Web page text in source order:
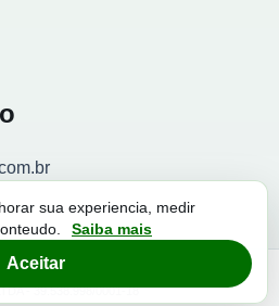
reservados.
- 39.538.998/0001-18
sua experiencia, medir
Saiba mais
Aceitar